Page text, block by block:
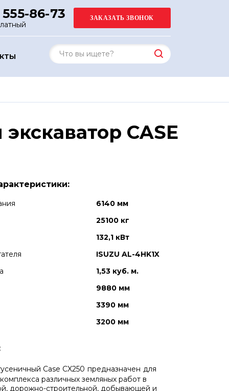
86-73
CASE
6140 мм
25100 кг
132,1 кВт
ISUZU AL-4HK1X
1,53 куб. м.
9880 мм
3390 мм
3200 мм
Case CX250 предназначен для
различных земляных работ в
дорожно-строительной, добывающей и